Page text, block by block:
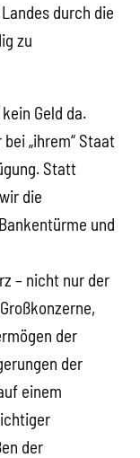
durch die
zu
Geld da.
„ihrem“ Staat
Statt
die
und
– nicht nur der
der
der
einem
der